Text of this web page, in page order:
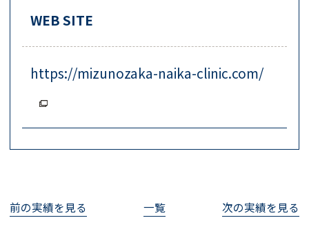
WEB SITE
https://mizunozaka-naika-clinic.com/
前の実績を見る 一覧 次の実績を見る